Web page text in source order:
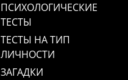
ПСИХОЛОГИЧЕСКИЕ
ТЕСТЫ
ТЕСТЫ НА ТИП
ЛИЧНОСТИ
ЗАГАДКИ